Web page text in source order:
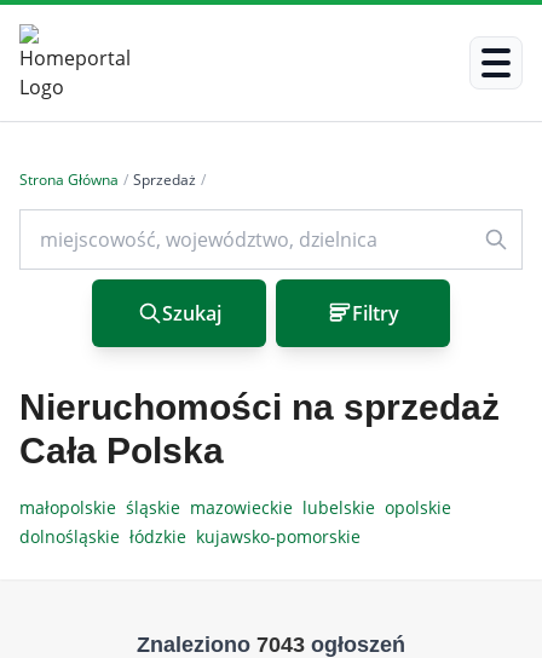
Strona Główna / Sprzedaż /
Szukaj Filtry
Nieruchomości na sprzedaż
Cała Polska
małopolskie śląskie mazowieckie lubelskie opolskie
dolnośląskie łódzkie kujawsko-pomorskie
Znaleziono 7043 ogłoszeń